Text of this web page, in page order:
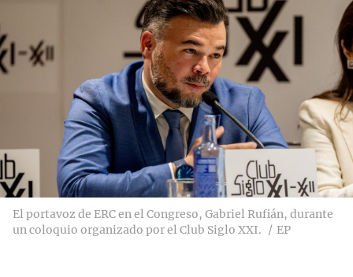
El portavoz de ERC en el Congreso, Gabriel Rufián, durante
un coloquio organizado por el Club Siglo XXI.
EP